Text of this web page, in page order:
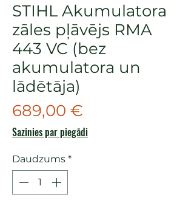
STIHL Akumulatora
zāles pļāvējs RMA
443 VC (bez
akumulatora un
lādētāja)
689,00 €
Sazinies par piegādi
Daudzums *